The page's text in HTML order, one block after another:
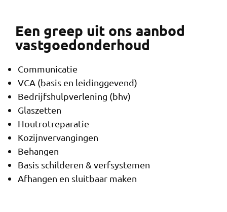
Een greep uit ons aanbod
vastgoedonderhoud
Communicatie
VCA (basis en leidinggevend)
Bedrijfshulpverlening (bhv)
Glaszetten
Houtrotreparatie
Kozijnvervangingen
Behangen
Basis schilderen & verfsystemen
Afhangen en sluitbaar maken